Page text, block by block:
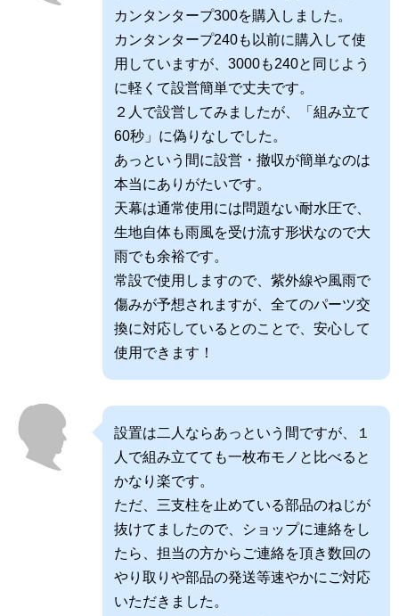
カンタンタープ300を購入しました。
カンタンタープ240も以前に購入して使
用していますが、3000も240と同じよう
に軽くて設営簡単で丈夫です。
２人で設営してみましたが、「組み立て
60秒」に偽りなしでした。
あっという間に設営・撤収が簡単なのは
本当にありがたいです。
天幕は通常使用には問題ない耐水圧で、
生地自体も雨風を受け流す形状なので大
雨でも余裕です。
常設で使用しますので、紫外線や風雨で
傷みが予想されますが、全てのパーツ交
換に対応しているとのことで、安心して
使用できます！
設置は二人ならあっという間ですが、１
人で組み立てても一枚布モノと比べると
かなり楽です。
ただ、三支柱を止めている部品のねじが
抜けてましたので、ショップに連絡をし
たら、担当の方からご連絡を頂き数回の
やり取りや部品の発送等速やかにご対応
いただきました。